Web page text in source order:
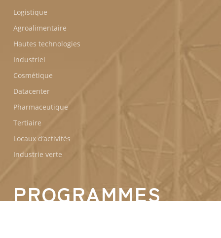
Logistique
Agroalimentaire
Hautes technologies
Industriel
Cosmétique
Datacenter
Pharmaceutique
Tertiaire
Locaux d’activités
Industrie verte
PROGRAMMES